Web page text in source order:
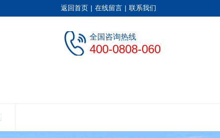
返回首页 | 在线留言 | 联系我们
全国咨询热线
400-0808-060